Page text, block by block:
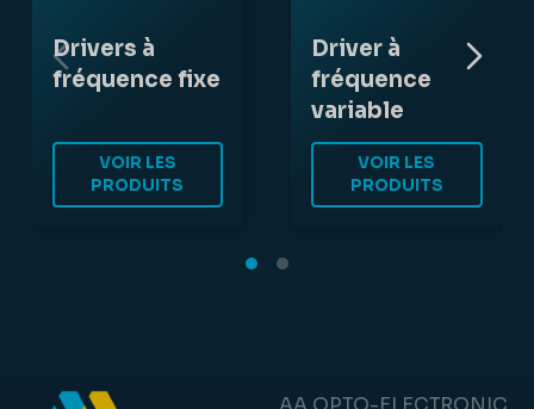
Drivers à
fréquence fixe
VOIR LES
PRODUITS
Driver à
fréquence
variable
VOIR LES
PRODUITS